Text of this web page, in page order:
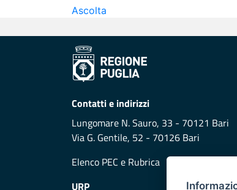
Ascolta
Contatti e indirizzi
Lungomare N. Sauro, 33 - 70121 Bari
Via G. Gentile, 52 - 70126 Bari
Elenco PEC e Rubrica
URP